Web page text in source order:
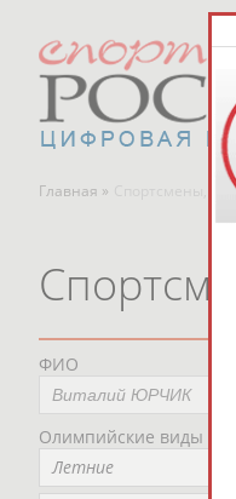
Главная » Спортсмены,
ФИО
Олимпийские виды
Летние